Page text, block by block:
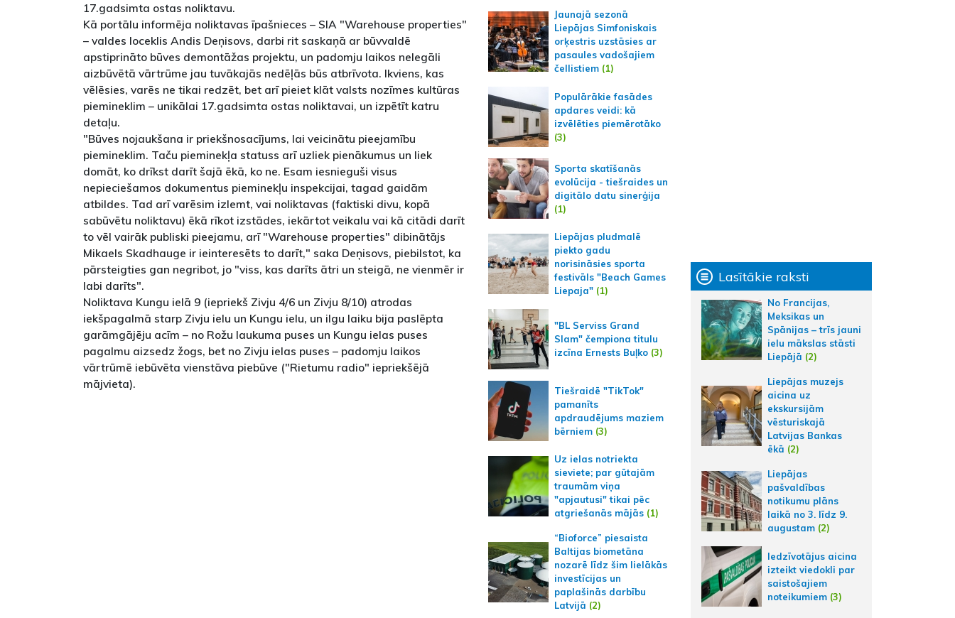
17.gadsimta ostas noliktavu.
Kā portālu informēja noliktavas īpašnieces – SIA "Warehouse properties"
– valdes loceklis Andis Deņisovs, darbi rit saskaņā ar būvvaldē
apstiprināto būves demontāžas projektu, un padomju laikos nelegāli
aizbūvētā vārtrūme jau tuvākajās nedēļās būs atbrīvota. Ikviens, kas
vēlēsies, varēs ne tikai redzēt, bet arī pieiet klāt valsts nozīmes kultūras
piemineklim – unikālai 17.gadsimta ostas noliktavai, un izpētīt katru
detaļu.
"Būves nojaukšana ir priekšnosacījums, lai veicinātu pieejamību
piemineklim. Taču pieminekļa statuss arī uzliek pienākumus un liek
domāt, ko drīkst darīt šajā ēkā, ko ne. Esam iesnieguši visus
nepieciešamos dokumentus pieminekļu inspekcijai, tagad gaidām
atbildes. Tad arī varēsim izlemt, vai noliktavas (faktiski divu, kopā
sabūvētu noliktavu) ēkā rīkot izstādes, iekārtot veikalu vai kā citādi darīt
to vēl vairāk publiski pieejamu, arī "Warehouse properties" dibinātājs
Mikaels Skadhauge ir ieinteresēts to darīt," saka Deņisovs, piebilstot, ka
pārsteigties gan negribot, jo "viss, kas darīts ātri un steigā, ne vienmēr ir
labi darīts".
Noliktava Kungu ielā 9 (iepriekš Zivju 4/6 un Zivju 8/10) atrodas
iekšpagalmā starp Zivju ielu un Kungu ielu, un ilgu laiku bija paslēpta
garāmgājēju acīm – no Rožu laukuma puses un Kungu ielas puses
pagalmu aizsedz žogs, bet no Zivju ielas puses – padomju laikos
vārtrūmē iebūvēta vienstāva piebūve ("Rietumu radio" iepriekšējā
mājvieta).
Jaunajā sezonā
Liepājas Simfoniskais
orķestris uzstāsies ar
pasaules vadošajiem
čellistiem(1)
Populārākie fasādes
apdares veidi: kā
izvēlēties piemērotāko
(3)
Sporta skatīšanās
evolūcija - tiešraides un
digitālo datu sinerģija
(1)
Liepājas pludmalē
piekto gadu
norisināsies sporta
festivāls "Beach Games
Liepaja"(1)
"BL Serviss Grand
Slam" čempiona titulu
izcīna Ernests Buļko(3)
Tiešraidē "TikTok"
pamanīts
apdraudējums maziem
bērniem(3)
Uz ielas notriekta
sieviete; par gūtajām
traumām viņa
"apjautusi" tikai pēc
atgriešanās mājās(1)
“Bioforce” piesaista
Baltijas biometāna
nozarē līdz šim lielākās
investīcijas un
paplašinās darbību
Latvijā (2)
Lasītākie raksti
No Francijas,
Meksikas un
Spānijas – trīs jauni
ielu mākslas stāsti
Liepājā (2)
Liepājas muzejs
aicina uz
ekskursijām
vēsturiskajā
Latvijas Bankas
ēkā (2)
Liepājas
pašvaldības
notikumu plāns
laikā no 3. līdz 9.
augustam (2)
Iedzīvotājus aicina
izteikt viedokli par
saistošajiem
noteikumiem (3)